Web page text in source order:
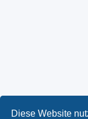
Diese Website